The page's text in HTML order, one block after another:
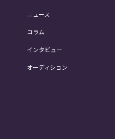
ニュース
コラム
インタビュー
オーディション